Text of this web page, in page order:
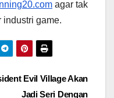
agar tak
industri game.
Evil Village Akan
Jadi Seri Dengan